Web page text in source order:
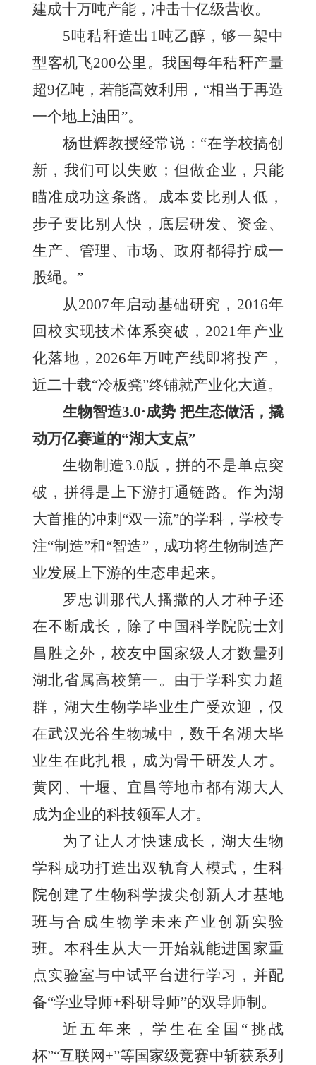
建成十万吨产能，冲击十亿级营收。
5吨秸秆造出1吨乙醇，够一架中
型客机飞200公里。我国每年秸秆产量
超9亿吨，若能高效利用，“相当于再造
一个地上油田”。
杨世辉教授经常说：“在学校搞创
新，我们可以失败；但做企业，只能
瞄准成功这条路。成本要比别人低，
步子要比别人快，底层研发、资金、
生产、管理、市场、政府都得拧成一
股绳。”
从2007年启动基础研究，2016年
回校实现技术体系突破，2021年产业
化落地，2026年万吨产线即将投产，
近二十载“冷板凳”终铺就产业化大道。
生物智造3.0·成势 把生态做活，撬
动万亿赛道的“湖大支点”
生物制造3.0版，拼的不是单点突
破，拼得是上下游打通链路。作为湖
大首推的冲刺“双一流”的学科，学校专
注“制造”和“智造”，成功将生物制造产
业发展上下游的生态串起来。
罗忠训那代人播撒的人才种子还
在不断成长，除了中国科学院院士刘
昌胜之外，校友中国家级人才数量列
湖北省属高校第一。由于学科实力超
群，湖大生物学毕业生广受欢迎，仅
在武汉光谷生物城中，数千名湖大毕
业生在此扎根，成为骨干研发人才。
黄冈、十堰、宜昌等地市都有湖大人
成为企业的科技领军人才。
为了让人才快速成长，湖大生物
学科成功打造出双轨育人模式，生科
院创建了生物科学拔尖创新人才基地
班与合成生物学未来产业创新实验
班。本科生从大一开始就能进国家重
点实验室与中试平台进行学习，并配
备“学业导师+科研导师”的双导师制。
近五年来，学生在全国“挑战
杯”“互联网+”等国家级竞赛中斩获系列